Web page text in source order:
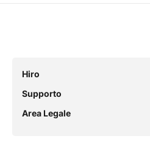
Hiro
Supporto
Area Legale